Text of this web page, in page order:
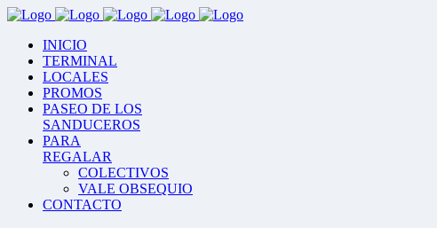
INICIO
TERMINAL
LOCALES
PROMOS
PASEO DE LOS
SANDUCEROS
PARA
REGALAR
COLECTIVOS
VALE OBSEQUIO
CONTACTO